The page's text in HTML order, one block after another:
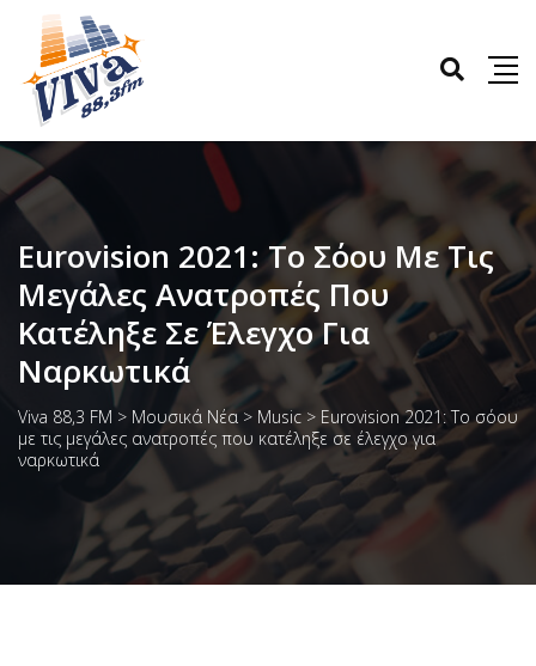
Eurovision 2021: To Σόου Με Τις
Μεγάλες Ανατροπές Που
Κατέληξε Σε Έλεγχο Για
Ναρκωτικά
Viva 88,3 FM > Μουσικά Νέα > Music > Eurovision 2021: To σόου
με τις μεγάλες ανατροπές που κατέληξε σε έλεγχο για
ναρκωτικά